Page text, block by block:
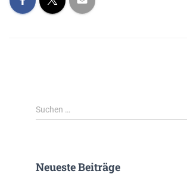
S
u
n
Suchen …
Neueste Beiträge